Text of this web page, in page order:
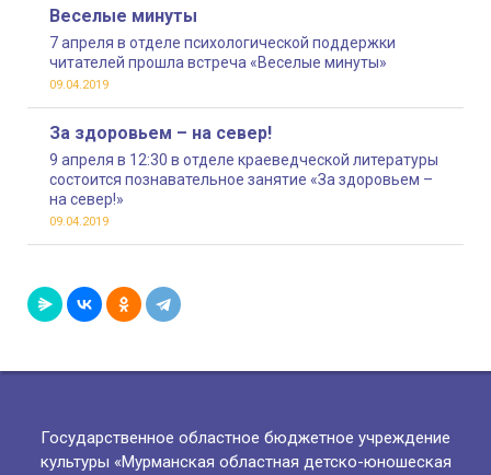
Веселые минуты
7 апреля в отделе психологической поддержки
читателей прошла встреча «Веселые минуты»
09.04.2019
За здоровьем – на север!
9 апреля в 12:30 в отделе краеведческой литературы
состоится познавательное занятие «За здоровьем –
на север!»
09.04.2019
Государственное областное бюджетное учреждение
культуры «Мурманская областная детско-юношеская